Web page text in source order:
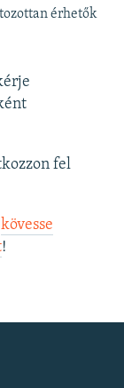
érhetők
fel
kövesse
! ​